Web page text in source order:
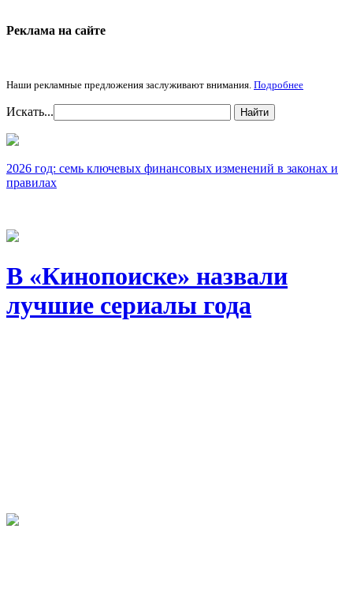
Реклама на cайте
Наши рекламные предложения заслуживают внимания. Подробнее
Искать... Найти
2026 год: семь ключевых финансовых изменений в законах и
правилах
В «Кинопоиске» назвали
лучшие сериалы года